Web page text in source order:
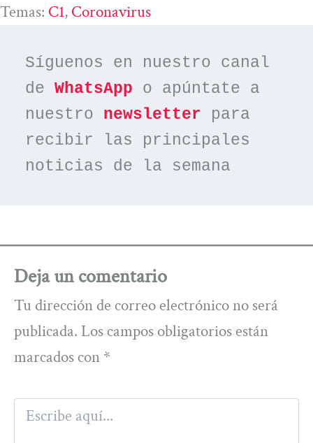
Temas: C1, Coronavirus
Síguenos en nuestro canal
de WhatsApp o apúntate a
nuestro newsletter para
recibir las principales
noticias de la semana
Deja un comentario
Tu dirección de correo electrónico no será
publicada. Los campos obligatorios están
marcados con *
Escribe
aquí...